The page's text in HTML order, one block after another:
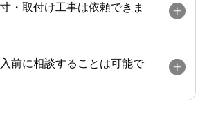
・取付け工事は依頼できま
前に相談することは可能で